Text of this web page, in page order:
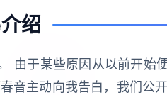
绍
由于某些原因从以前开始
音主动向我告白，我们